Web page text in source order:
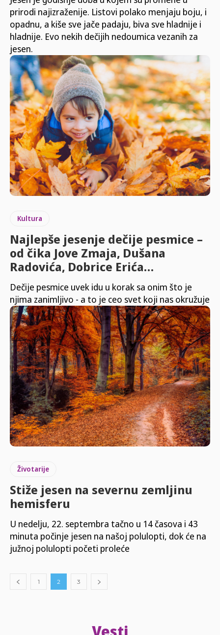
prirodi najizraženije. Listovi polako menjaju boju, i
opadnu, a kiše sve jače padaju, biva sve hladnije i
hladnije. Evo nekih dečijih nedoumica vezanih za
jesen.
Kultura
Najlepše jesenje dečije pesmice –
od čika Jove Zmaja, Dušana
Radovića, Dobrice Erića…
Dečije pesmice uvek idu u korak sa onim što je
njima zanimljivo - a to je ceo svet koji nas okružuje
Životarije
Stiže jesen na severnu zemljinu
hemisferu
U nedelju, 22. septembra tačno u 14 časova i 43
minuta počinje jesen na našoj polulopti, dok će na
južnoj polulopti početi proleće
1 2 3